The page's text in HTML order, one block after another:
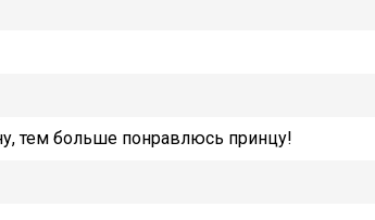
тем больше понравлюсь принцу!